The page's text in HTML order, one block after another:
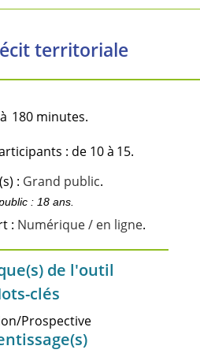
territoriale
180 minutes.
: de 10 à 15.
: Grand public.
: 18 ans.
: Numérique / en ligne.
de l'outil
clés
Prospective